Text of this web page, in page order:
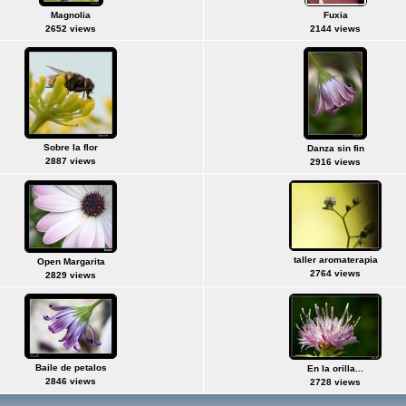
Magnolia
2652 views
Fuxia
2144 views
Sobre la flor
2887 views
Danza sin fin
2916 views
Open Margarita
2829 views
taller aromaterapia
2764 views
Baile de petalos
2846 views
En la orilla...
2728 views